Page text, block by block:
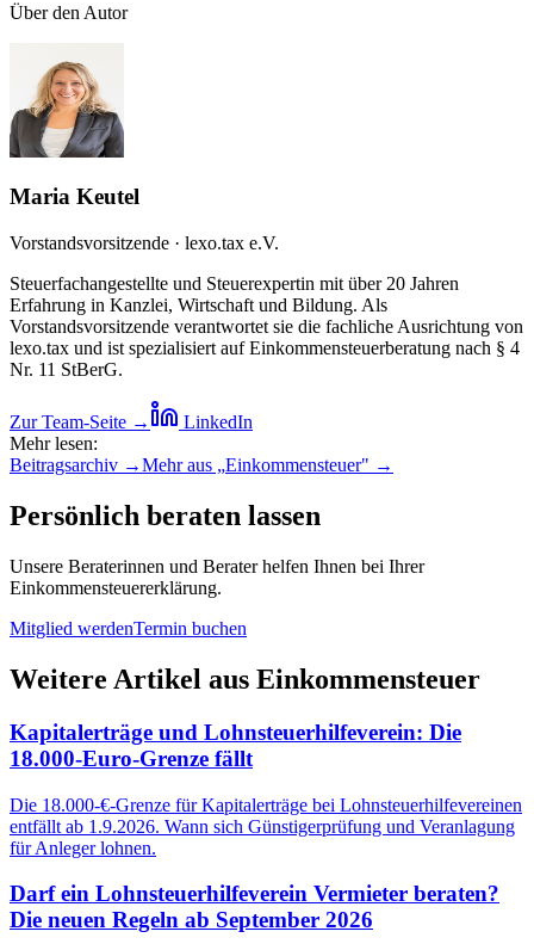
Über den Autor
Maria Keutel
Vorstandsvorsitzende · lexo.tax e.V.
Steuerfachangestellte und Steuerexpertin mit über 20 Jahren
Erfahrung in Kanzlei, Wirtschaft und Bildung. Als
Vorstandsvorsitzende verantwortet sie die fachliche Ausrichtung von
lexo.tax und ist spezialisiert auf Einkommensteuerberatung nach § 4
Nr. 11 StBerG.
Zur Team-Seite →
LinkedIn
Mehr lesen:
Beitragsarchiv →Mehr aus „Einkommensteuer" →
Persönlich beraten lassen
Unsere Beraterinnen und Berater helfen Ihnen bei Ihrer
Einkommensteuererklärung.
Mitglied werdenTermin buchen
Weitere Artikel aus Einkommensteuer
Kapitalerträge und Lohnsteuerhilfeverein: Die
18.000-Euro-Grenze fällt
Die 18.000-€-Grenze für Kapitalerträge bei Lohnsteuerhilfevereinen
entfällt ab 1.9.2026. Wann sich Günstigerprüfung und Veranlagung
für Anleger lohnen.
Darf ein Lohnsteuerhilfeverein Vermieter beraten?
Die neuen Regeln ab September 2026